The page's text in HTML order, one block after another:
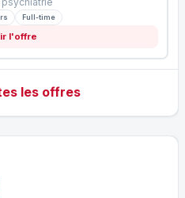
Full-time
l'offre
les offres